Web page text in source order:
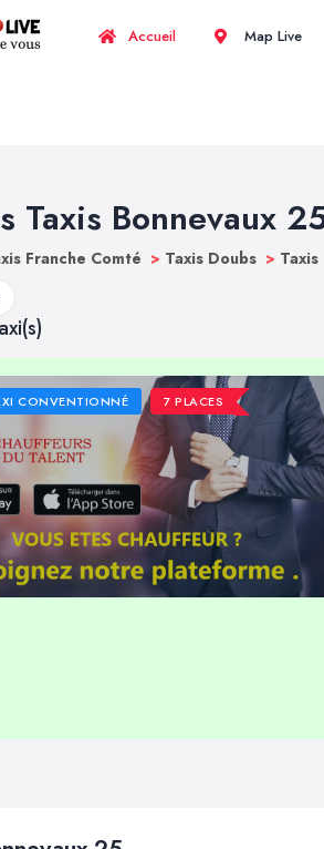
Accueil Map Live
Taxis Bonnevaux
Franche Comté > Taxis Doubs >
CONVENTIONNÉ 7 PLACES